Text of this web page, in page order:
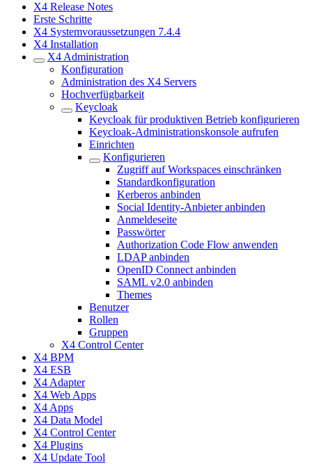
X4 Release Notes
Erste Schritte
X4 Systemvoraussetzungen 7.4.4
X4 Installation
X4 Administration
Konfiguration
Administration des X4 Servers
Hochverfügbarkeit
Keycloak
Keycloak für produktiven Betrieb konfigurieren
Keycloak-Administrationskonsole aufrufen
Einrichten
Konfigurieren
Zugriff auf Workspaces einschränken
Standardkonfiguration
Kerberos anbinden
Social Identity-Anbieter anbinden
Anmeldeseite
Passwörter
Authorization Code Flow anwenden
LDAP anbinden
OpenID Connect anbinden
SAML v2.0 anbinden
Themes
Benutzer
Rollen
Gruppen
X4 Control Center
X4 BPM
X4 ESB
X4 Adapter
X4 Web Apps
X4 Apps
X4 Data Model
X4 Control Center
X4 Plugins
X4 Update Tool